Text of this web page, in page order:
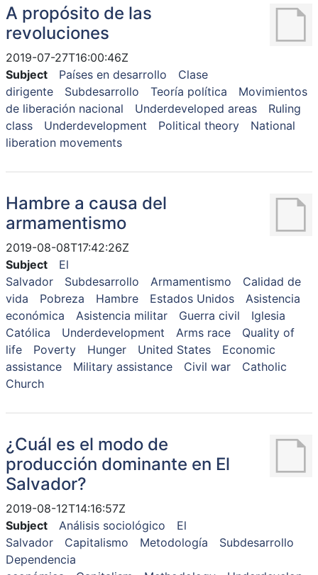
A propósito de las
revoluciones
2019-07-27T16:00:46Z
Subject
Países en desarrollo
Clase
dirigente
Subdesarrollo Teoría política
Movimientos
de liberación nacional
Underdeveloped areas
Ruling
class
Underdevelopment Political theory
National
liberation movements
Hambre a causa del
armamentismo
2019-08-08T17:42:26Z
Subject
El
Salvador
Subdesarrollo Armamentismo
Calidad de
vida
Pobreza Hambre Estados Unidos
Asistencia
económica
Asistencia militar Guerra civil
Iglesia
Católica
Underdevelopment Arms race
Quality of
life
Poverty Hunger United States
Economic
assistance
Military assistance Civil war
Catholic
Church
¿Cuál es el modo de
producción dominante en El
Salvador?
2019-08-12T14:16:57Z
Subject
Análisis sociológico
El
Salvador
Capitalismo Metodología
Subdesarrollo
Dependencia